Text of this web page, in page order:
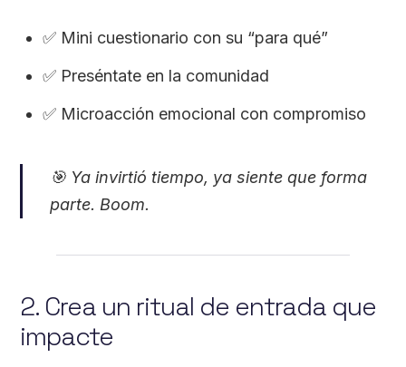
✅ Mini cuestionario con su “para qué”
✅ Preséntate en la comunidad
✅ Microacción emocional con compromiso
🎯 Ya invirtió tiempo, ya siente que forma
parte. Boom.
2. Crea un ritual de entrada que
impacte